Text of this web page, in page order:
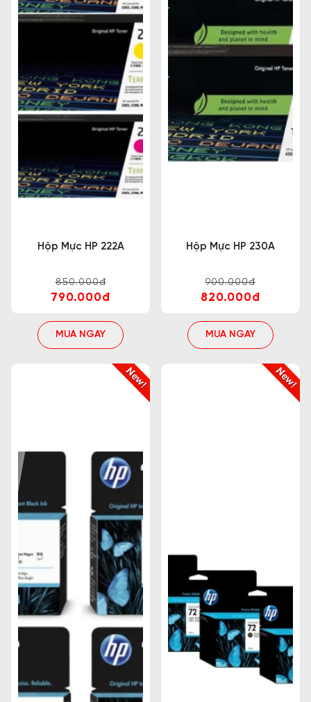
Hộp Mực HP 222A
850.000đ
790.000đ
MUA NGAY
Hộp Mực HP 230A
900.000đ
820.000đ
MUA NGAY